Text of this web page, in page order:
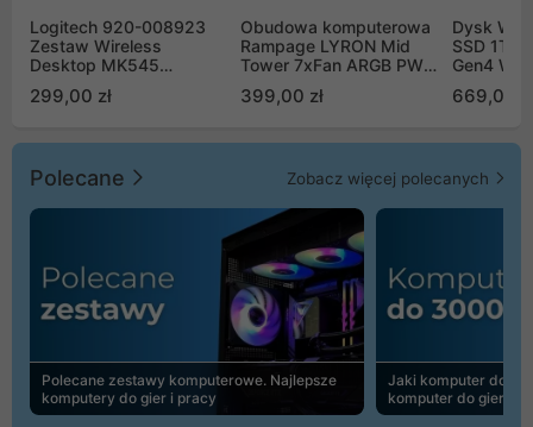
Logitech 920-008923
Zestaw Wireless
Desktop MK545
299,00 zł
Obudowa komputerowa
Rampage LYRON Mid
Tower 7xFan ARGB PWM
399,00 zł
Dysk WD
SSD 1TB
Gen4
669,00
Polecane Zobacz więcej polecanych
Polecane zestawy komputerowe. Najlepsze
komputery do gier i pracy
Jaki komputer do
komputer do gier |